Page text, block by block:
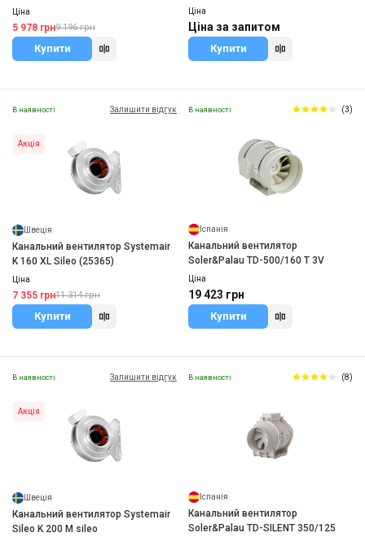
Ціна
5 978 грн9 196 грн
Купити
Ціна
Ціна за запитом
Купити
В наявності Залишити відгук
Акція
Швеція
Канальний вентилятор Systemair
K 160 XL Sileo (25365)
Ціна
7 355 грн11 314 грн
Купити
В наявності (3)
Іспанія
Канальний вентилятор
Soler&Palau TD-500/160 T 3V
Ціна
19 423 грн
Купити
В наявності Залишити відгук
Акція
Швеція
Канальний вентилятор Systemair
Sileo K 200 M sileo
В наявності (8)
Іспанія
Канальний вентилятор
Soler&Palau TD-SILENT 350/125